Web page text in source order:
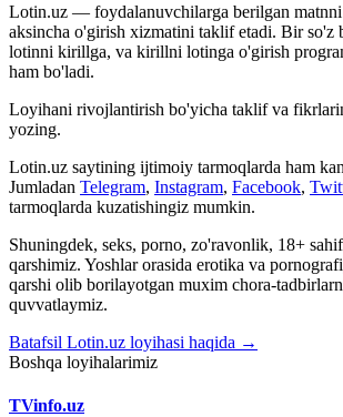
Lotin.uz — foydalanuvchilarga berilgan
aksincha o'girish xizmatini taklif etadi. Bir so'z
lotinni kirillga, va kirillni lotinga o'girish
ham bo'ladi.
Loyihani rivojlantirish bo'yicha taklif va
yozing.
Lotin.uz saytining ijtimoiy tarmoqlarda ham
Jumladan Telegram, Instagram, Facebook,
tarmoqlarda kuzatishingiz mumkin.
Shuningdek, seks, porno, zo'ravonlik, 18+
qarshimiz. Yoshlar orasida erotika va
qarshi olib borilayotgan muxim chora-
quvvatlaymiz.
Batafsil Lotin.uz loyihasi haqida →
Boshqa loyihalarimiz
TVinfo.uz